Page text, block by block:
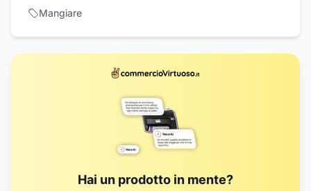
Mangiare
Hai un prodotto in mente?